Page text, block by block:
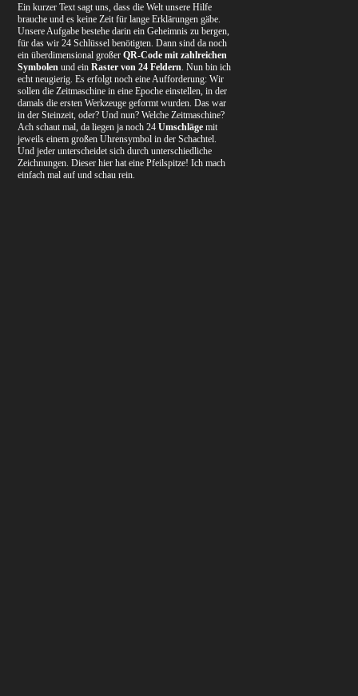
Ein kurzer Text sagt uns, dass die Welt unsere Hilfe
brauche und es keine Zeit für lange Erklärungen gäbe.
Unsere Aufgabe bestehe darin ein Geheimnis zu bergen,
für das wir 24 Schlüssel benötigten. Dann sind da noch
ein überdimensional großerQR-Code mit zahlreichen
Symbolen und einRaster von 24 Feldern. Nun bin ich
echt neugierig. Es erfolgt noch eine Aufforderung: Wir
sollen die Zeitmaschine in eine Epoche einstellen, in der
damals die ersten Werkzeuge geformt wurden. Das war
in der Steinzeit, oder? Und nun? Welche Zeitmaschine?
Ach schaut mal, da liegen ja noch 24Umschläge mit
jeweils einem großen Uhrensymbol in der Schachtel.
Und jeder unterscheidet sich durch unterschiedliche
Zeichnungen. Dieser hier hat eine Pfeilspitze! Ich mach
einfach mal auf und schau rein.